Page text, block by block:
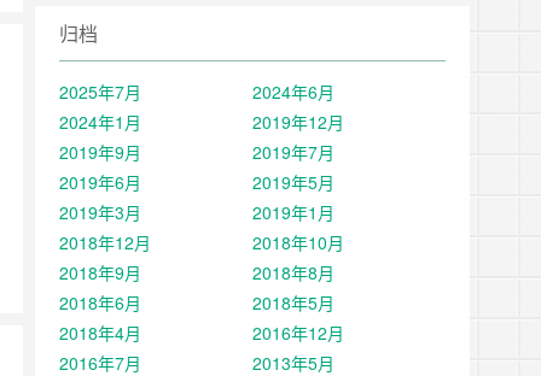
归档
2025年7月
2024年6月
2024年1月
2019年12月
2019年9月
2019年7月
2019年6月
2019年5月
2019年3月
2019年1月
2018年12月
2018年10月
2018年9月
2018年8月
2018年6月
2018年5月
2018年4月
2016年12月
2016年7月
2013年5月